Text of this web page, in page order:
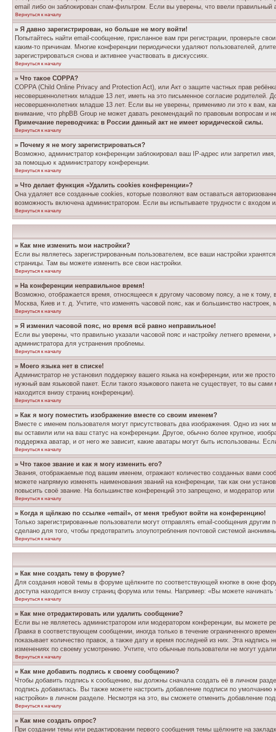
email либо он заблокирован спам-фильтром. Если вы уверены, что ввели правильный
Вернуться к началу
» Я давно зарегистрирован, но больше не могу войти!
Попытайтесь найти email-сообщение, присланное вам при регистрации, проверьте
каким-то причинам. Многие конференции периодически удаляют пользователей,
зарегистрироваться снова и активнее участвовать в дискуссиях.
Вернуться к началу
» Что такое COPPA?
COPPA (Child Online Privacy and Protection Act), или Акт о защите частных прав
несовершеннолетних младше 13 лет, иметь на это письменное согласие родителей.
несовершеннолетних младше 13 лет. Если вы не уверены, применимо ли это к вам,
внимание, что phpBB Group не может давать рекомендаций по правовым вопросам и
Примечание переводчика: в России данный акт не имеет юридической силы.
Вернуться к началу
» Почему я не могу зарегистрироваться?
Возможно, администратор конференции заблокировал ваш IP-адрес или запретил
за помощью к администратору конференции.
Вернуться к началу
» Что делает функция «Удалить cookies конференции»?
Она удаляет все созданные cookies, которые позволяют вам оставаться
возможность включена администратором. Если вы испытываете трудности с
Вернуться к началу
» Как мне изменить мои настройки?
Если вы являетесь зарегистрированным пользователем, все ваши настройки
страницы. Там вы можете изменить все свои настройки.
Вернуться к началу
» На конференции неправильное время!
Возможно, отображается время, относящееся к другому часовому поясу, а не к
Москва, Киев и т. д. Учтите, что изменять часовой пояс, как и большинство
Вернуться к началу
» Я изменил часовой пояс, но время всё равно неправильное!
Если вы уверены, что правильно указали часовой пояс и настройку летнего
администратора для устранения проблемы.
Вернуться к началу
» Моего языка нет в списке!
Администратор не установил поддержку вашего языка на конференции, или же
нужный вам языковой пакет. Если такого языкового пакета не существует, то вы
находится внизу страниц конференции).
Вернуться к началу
» Как я могу поместить изображение вместе со своим именем?
Вместе с именем пользователя могут присутствовать два изображения. Одно из
вы оставили или на ваш статус на конференции. Другое, обычно более крупное,
поддержка аватар, и от него же зависит, какие аватары могут быть использованы.
Вернуться к началу
» Что такое звание и как я могу изменить его?
Звания, отображаемые под вашим именем, отражают количество созданных вами
можете напрямую изменять наименования званий на конференции, так как они
повысить своё звание. На большинстве конференций это запрещено, и модератор
Вернуться к началу
» Когда я щёлкаю по ссылке «email», от меня требуют войти на конференцию!
Только зарегистрированные пользователи могут отправлять email-сообщения
сделано для того, чтобы предотвратить злоупотребления почтовой системой
Вернуться к началу
» Как мне создать тему в форуме?
Для создания новой темы в форуме щёлкните по соответствующей кнопке в окне
доступа находится внизу страниц форума или темы. Например: «Вы можете
Вернуться к началу
» Как мне отредактировать или удалить сообщение?
Если вы не являетесь администратором или модератором конференции, вы можете
Правка в соответствующем сообщении, иногда только в течение ограниченного
показывает количество правок, а также дату и время последней из них. Эта
изменениях по своему усмотрению. Учтите, что обычные пользователи не могут
Вернуться к началу
» Как мне добавить подпись к своему сообщению?
Чтобы добавить подпись к сообщению, вы должны сначала создать её в личном
подпись добавилась. Вы также можете настроить добавление подписи по
настройки» в личном разделе. Несмотря на это, вы сможете отменить добавление
Вернуться к началу
» Как мне создать опрос?
При создании темы или редактировании первого сообщения темы щёлкните на